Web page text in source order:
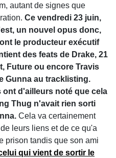
autant de signes que
Ce vendredi 23 juin,
un nouvel opus donc,
le producteur exécutif
des feats de Drake, 21
Future ou encore Travis
Gunna au tracklisting.
ont d'ailleurs noté que cela
Thug n'avait rien sorti
Cela va certainement
leurs liens et de ce qu'a
prison tandis que son ami
qui vient de sortir le